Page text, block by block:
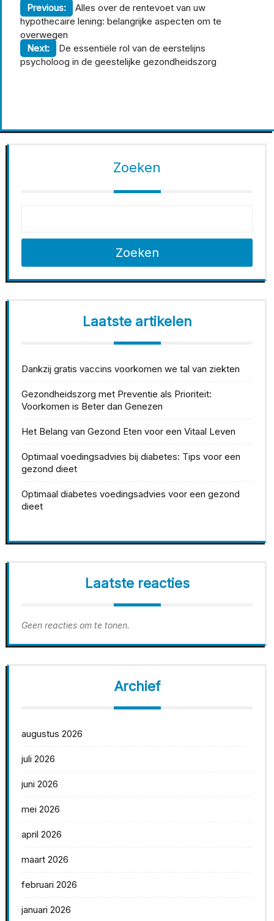
Berichtnavigatie
Previous:
Alles over de rentevoet van uw
hypothecaire lening: belangrijke aspecten om te
overwegen
Next:
De essentiële rol van de eerstelijns
psycholoog in de geestelijke gezondheidszorg
Zoeken
Zoeken
Laatste artikelen
Dankzij gratis vaccins voorkomen we tal van ziekten
Gezondheidszorg met Preventie als Prioriteit:
Voorkomen is Beter dan Genezen
Het Belang van Gezond Eten voor een Vitaal Leven
Optimaal voedingsadvies bij diabetes: Tips voor een
gezond dieet
Optimaal diabetes voedingsadvies voor een gezond
dieet
Laatste reacties
Geen reacties om te tonen.
Archief
augustus 2026
juli 2026
juni 2026
mei 2026
april 2026
maart 2026
februari 2026
januari 2026